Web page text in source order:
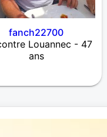
fanch22700
Louannec - 47
ans